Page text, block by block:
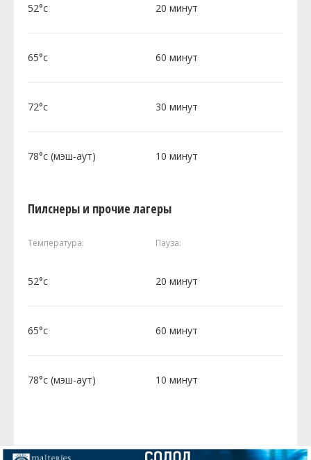
52°c 20 минут
65°c 60 минут
72°c 30 минут
78°c (мэш-аут) 10 минут
Пилснеры и прочие лагеры
Температура: Пауза:
52°c 20 минут
65°c 60 минут
78°c (мэш-аут) 10 минут